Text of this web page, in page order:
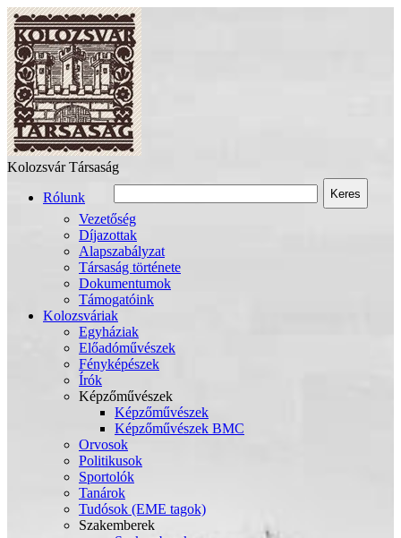
Kolozsvár Társaság
Keres
Rólunk
Vezetőség
Díjazottak
Alapszabályzat
Társaság története
Dokumentumok
Támogatóink
Kolozsváriak
Egyháziak
Előadóművészek
Fényképészek
Írók
Képzőművészek
Képzőművészek
Képzőművészek BMC
Orvosok
Politikusok
Sportolók
Tanárok
Tudósok (EME tagok)
Szakemberek